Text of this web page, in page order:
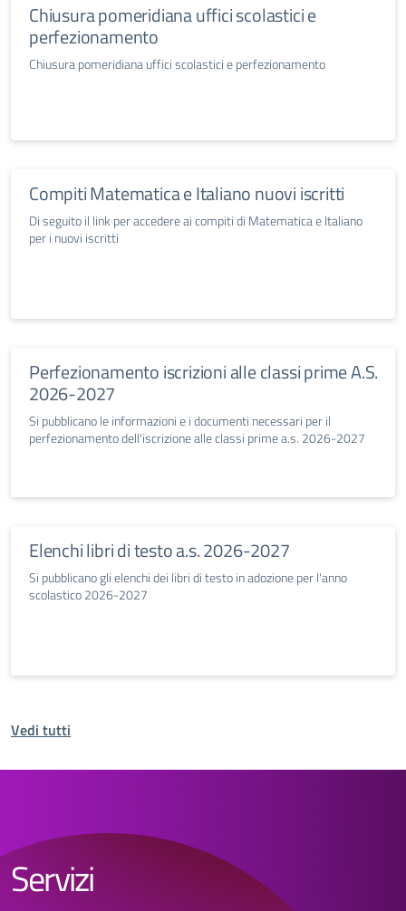
Chiusura pomeridiana uffici scolastici e
perfezionamento
Chiusura pomeridiana uffici scolastici e perfezionamento
Compiti Matematica e Italiano nuovi iscritti
Di seguito il link per accedere ai compiti di Matematica e Italiano
per i nuovi iscritti
Perfezionamento iscrizioni alle classi prime A.S.
2026-2027
Si pubblicano le informazioni e i documenti necessari per il
perfezionamento dell'iscrizione alle classi prime a.s. 2026-2027
Elenchi libri di testo a.s. 2026-2027
Si pubblicano gli elenchi dei libri di testo in adozione per l'anno
scolastico 2026-2027
Vedi tutti
Servizi